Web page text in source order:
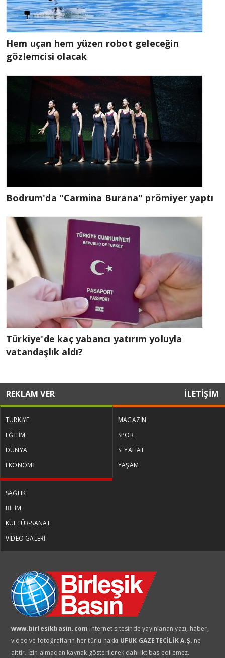
Hem uçan hem yüzen robot geleceğin
gözlemcisi olacak
Bodrum'da "Carmina Burana" prömiyer yaptı
Türkiye'de kaç yabancı yatırım yoluyla
vatandaşlık aldı?
REKLAM VER İLETİŞİM
TÜRKİYE
EĞİTİM
DÜNYA
EKONOMİ
MAGAZİN
SPOR
SEYAHAT
YAŞAM
SAĞLIK
BİLİM
KÜLTÜR-SANAT
VİDEO GALERİ
www.birlesikbasin.com internet sitesinde yayınlanan yazı, haber,
video ve fotoğrafların her türlü hakkı UFUK GAZETECİLİK A.Ş.'ne
aittir. İzin almadan kaynak gösterilerek dahi iktibas edilemez.